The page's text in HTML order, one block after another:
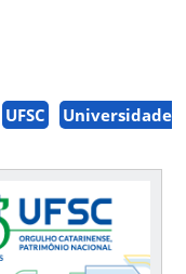
UFSC
Universidade